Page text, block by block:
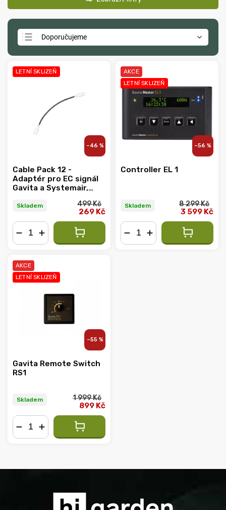
Doporučujeme
Nejdražší
Abecedně
LETNÍ SKLIZEŇ
–46 %
Cable Pack 12 -
Adaptér pro EC signál
Gavita a Systemair,
samice/samec
Skladem 499 Kč
269 Kč
AKCE
LETNÍ SKLIZEŇ
–56 %
Controller EL 1
Skladem 8 299 Kč
3 599 Kč
AKCE
LETNÍ SKLIZEŇ
–55 %
Gavita Remote Switch
RS1
Skladem 1 999 Kč
899 Kč